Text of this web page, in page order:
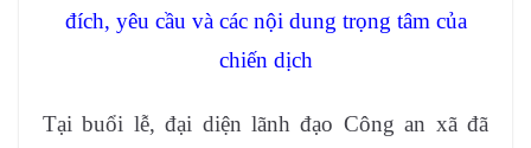
đích, yêu cầu và các nội dung trọng tâm của
chiến dịch
Tại buổi lễ, đại diện lãnh đạo Công an xã đã